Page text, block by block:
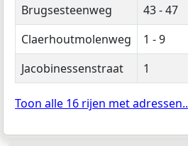
Brugsesteenweg
43 - 47
Claerhoutmolenweg
1 - 9
Jacobinessenstraat
1
Toon alle 16 rijen met